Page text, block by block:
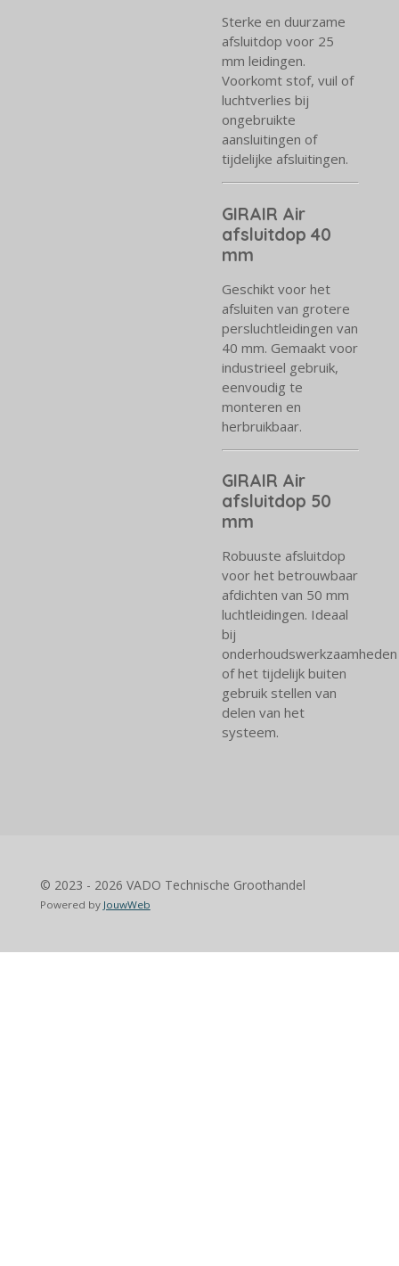
Sterke en duurzame
afsluitdop voor 25
mm leidingen.
Voorkomt stof, vuil of
luchtverlies bij
ongebruikte
aansluitingen of
tijdelijke afsluitingen.
GIRAIR Air
afsluitdop 40
mm
Geschikt voor het
afsluiten van grotere
persluchtleidingen van
40 mm. Gemaakt voor
industrieel gebruik,
eenvoudig te
monteren en
herbruikbaar.
GIRAIR Air
afsluitdop 50
mm
Robuuste afsluitdop
voor het betrouwbaar
afdichten van 50 mm
luchtleidingen. Ideaal
bij
onderhoudswerkzaamheden
of het tijdelijk buiten
gebruik stellen van
delen van het
systeem.
© 2023 - 2026 VADO Technische Groothandel
Powered by JouwWeb